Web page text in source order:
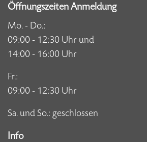
Öffnungszeiten Anmeldung
Mo. - Do.:
09:00 - 12:30 Uhr und
14:00 - 16:00 Uhr
Fr.:
09:00 - 12:30 Uhr
Sa. und So.: geschlossen
Info